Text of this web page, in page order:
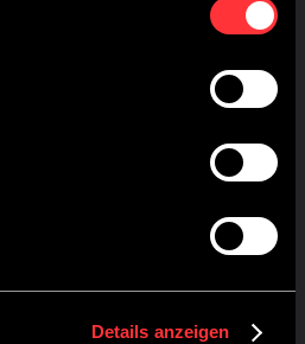
„Cookies zulassen“
Einwilligung zur Verarbeitung
Zwecken. Sie ist freiwillig,
durch Anklicken der
widerrufen“. Weitere Hinweise
Details anzeigen
GO
alles in, van outdoorparka’s